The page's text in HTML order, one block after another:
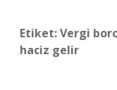
Etiket:Vergi
haciz gelir